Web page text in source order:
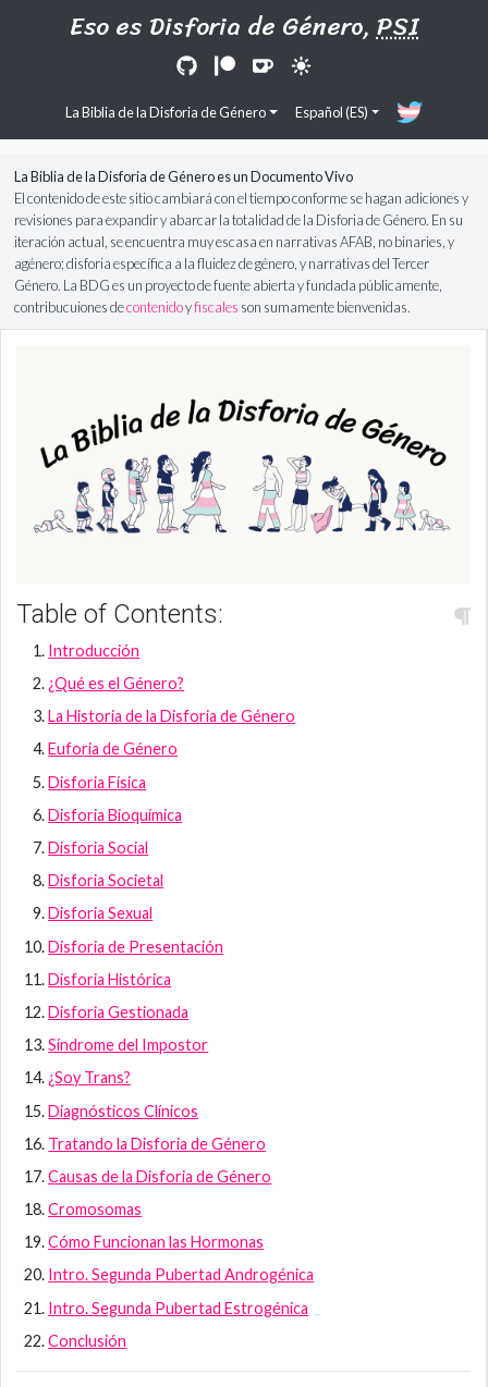
Eso es Disforia de Género,PSI
La Biblia de la Disforia de Género Español (ES)
La Biblia de la Disforia de Género es un Documento Vivo
El contenido de este sitio cambiará con el tiempo conforme se hagan adiciones y
revisiones para expandir y abarcar la totalidad de la Disforia de Género. En su
iteración actual, se encuentra muy escasa en narrativas AFAB, no binaries, y
agénero; disforia específica a la fluidez de género, y narrativas del Tercer
Género. La BDG es un proyecto de fuente abierta y fundada públicamente,
contribucuiones decontenidoyfiscales son sumamente bienvenidas.
Table of Contents:
Introducción
¿Qué es el Género?
La Historia de la Disforia de Género
Euforia de Género
Disforia Física
Disforia Bioquímica
Disforia Social
Disforia Societal
Disforia Sexual
Disforia de Presentación
Disforia Histórica
Disforia Gestionada
Síndrome del Impostor
¿Soy Trans?
Diagnósticos Clínicos
Tratando la Disforia de Género
Causas de la Disforia de Género
Cromosomas
Cómo Funcionan las Hormonas
Intro. Segunda Pubertad Androgénica
Intro. Segunda Pubertad Estrogénica
Conclusión